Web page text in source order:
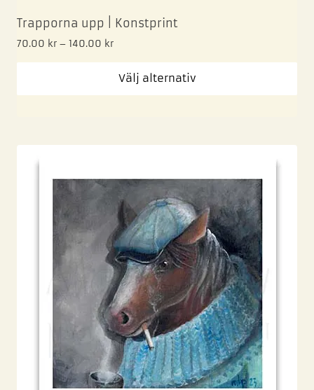
Trapporna upp | Konstprint
70.00 kr – 140.00 kr
Välj alternativ